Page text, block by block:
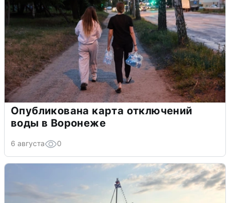
Опубликована карта отключений
воды в Воронеже
6 августа 0